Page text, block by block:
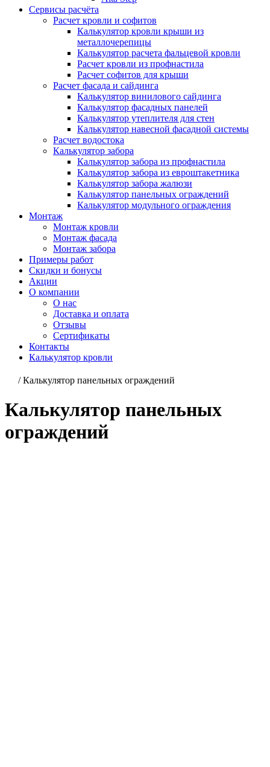
Сервисы расчёта
Расчет кровли и софитов
Калькулятор кровли крыши из
металлочерепицы
Калькулятор расчета фальцевой кровли
Расчет кровли из профнастила
Расчет софитов для крыши
Расчет фасада и сайдинга
Калькулятор винилового сайдинга
Калькулятор фасадных панелей
Калькулятор утеплителя для стен
Калькулятор навесной фасадной системы
Расчет водостока
Калькулятор забора
Калькулятор забора из профнастила
Калькулятор забора из евроштакетника
Калькулятор забора жалюзи
Калькулятор панельных ограждений
Калькулятор модульного ограждения
Монтаж
Монтаж кровли
Монтаж фасада
Монтаж забора
Примеры работ
Скидки и бонусы
Акции
О компании
О нас
Доставка и оплата
Отзывы
Сертификаты
Контакты
Калькулятор кровли
/Калькулятор панельных ограждений
Калькулятор панельных
ограждений